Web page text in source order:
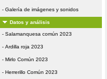
- Galería de imágenes y sonidos
Datos y análisis
- Salamanquesa común 2023
- Ardilla roja 2023
- Mirlo Común 2023
- Herrerillo Común 2023